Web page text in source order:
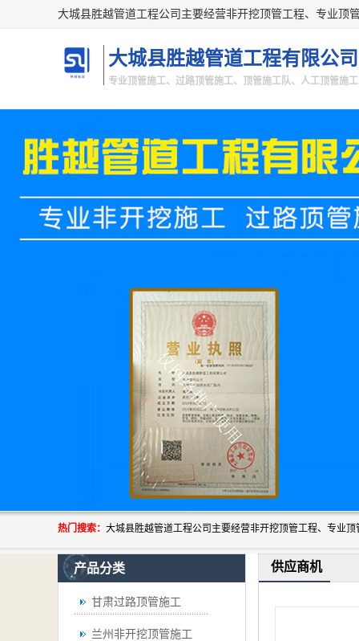
大城县胜越管道工程有限公司
专业顶管施工、过路顶管施工、顶管施工队、人工顶管施工
热门搜索：
产品分类
甘肃过路顶管施工
兰州非开挖顶管施工
供应商机